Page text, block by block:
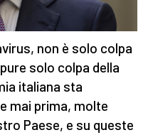
non è solo colpa
solo colpa della
italiana sta
mai prima, molte
Paese, e su queste